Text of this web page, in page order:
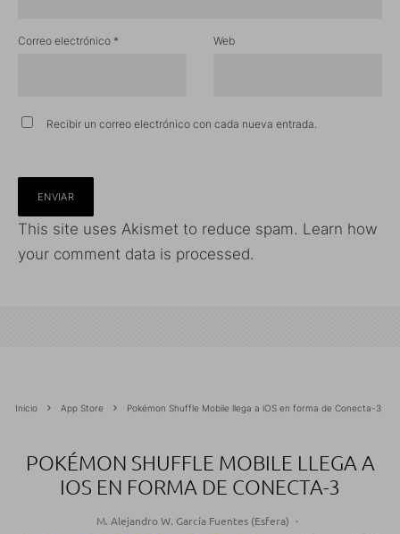
Correo electrónico * Web
Recibir un correo electrónico con cada nueva entrada.
This site uses Akismet to reduce spam. Learn how
your comment data is processed.
Inicio App Store Pokémon Shuffle Mobile llega a iOS en forma de Conecta-3
POKÉMON SHUFFLE MOBILE LLEGA A
IOS EN FORMA DE CONECTA-3
M. Alejandro W. García Fuentes (Esfera) ·